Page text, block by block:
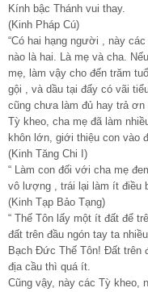
Kính bậc Thánh vui thay.
(Kinh Pháp Cú)
“Có hai hạng người , này
nào là hai. Là mẹ và cha.
mẹ, làm vậy cho đến trăm
gội , và dầu tại đấy có vãi
cũng chưa làm đủ hay trả
Tỳ kheo, cha mẹ đã làm
khôn lớn, giới thiệu con vào
(Kinh Tăng Chi I)
“ Làm con đối với cha mẹ
vô lượng , trái lại làm ít điều
(Kinh Tạp Bảo Tạng)
“ Thế Tôn lấy một ít đất để
đất trên đầu ngón tay ta
Bạch Đức Thế Tôn! Đất trên
địa cầu thì quá ít.
Cũng vậy, này các Tỳ kheo,